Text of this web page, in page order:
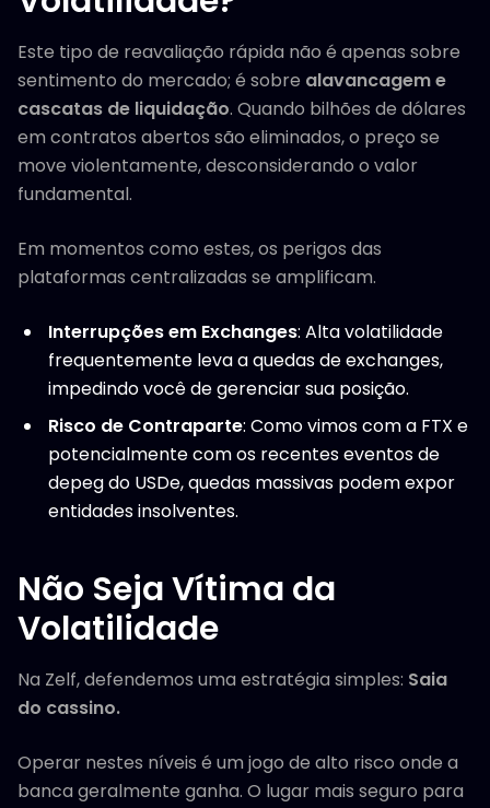
Este tipo de reavaliação rápida não é apenas sobre
sentimento do mercado; é sobre alavancagem e
cascatas de liquidação. Quando bilhões de dólares
em contratos abertos são eliminados, o preço se
move violentamente, desconsiderando o valor
fundamental.
Em momentos como estes, os perigos das
plataformas centralizadas se amplificam.
Interrupções em Exchanges: Alta volatilidade
frequentemente leva a quedas de exchanges,
impedindo você de gerenciar sua posição.
Risco de Contraparte: Como vimos com a FTX e
potencialmente com os recentes eventos de
depeg do USDe, quedas massivas podem expor
entidades insolventes.
Não Seja Vítima da
Volatilidade
Na Zelf, defendemos uma estratégia simples: Saia
do cassino.
Operar nestes níveis é um jogo de alto risco onde a
banca geralmente ganha. O lugar mais seguro para